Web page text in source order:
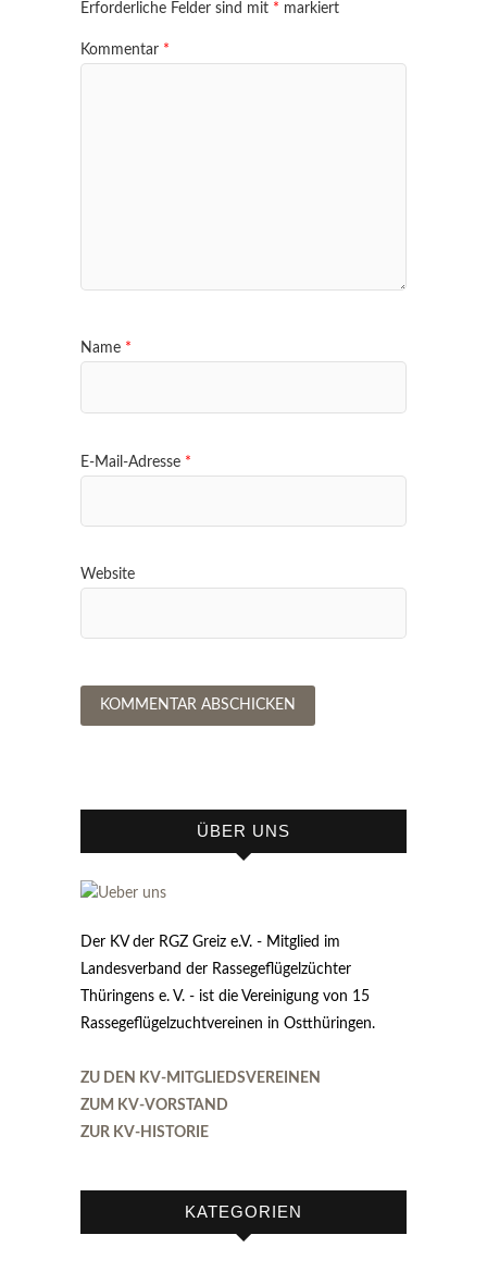
Erforderliche Felder sind mit * markiert
Kommentar *
Name *
E-Mail-Adresse *
Website
ÜBER UNS
Der KV der RGZ Greiz e.V. - Mitglied im
Landesverband der Rassegeflügelzüchter
Thüringens e. V. - ist die Vereinigung von 15
Rassegeflügelzuchtvereinen in Ostthüringen.
ZU DEN KV-MITGLIEDSVEREINEN
ZUM KV-VORSTAND
ZUR KV-HISTORIE
KATEGORIEN